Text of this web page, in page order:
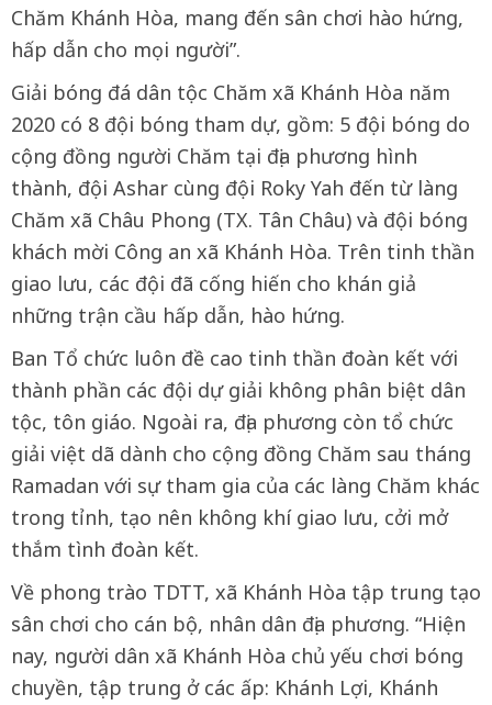
Chăm Khánh Hòa, mang đến sân chơi hào hứng,
hấp dẫn cho mọi người”.
Giải bóng đá dân tộc Chăm xã Khánh Hòa năm
2020 có 8 đội bóng tham dự, gồm: 5 đội bóng do
cộng đồng người Chăm tại địa phương hình
thành, đội Ashar cùng đội Roky Yah đến từ làng
Chăm xã Châu Phong (TX. Tân Châu) và đội bóng
khách mời Công an xã Khánh Hòa. Trên tinh thần
giao lưu, các đội đã cống hiến cho khán giả
những trận cầu hấp dẫn, hào hứng.
Ban Tổ chức luôn đề cao tinh thần đoàn kết với
thành phần các đội dự giải không phân biệt dân
tộc, tôn giáo. Ngoài ra, địa phương còn tổ chức
giải việt dã dành cho cộng đồng Chăm sau tháng
Ramadan với sự tham gia của các làng Chăm khác
trong tỉnh, tạo nên không khí giao lưu, cởi mở
thắm tình đoàn kết.
Về phong trào TDTT, xã Khánh Hòa tập trung tạo
sân chơi cho cán bộ, nhân dân địa phương. “Hiện
nay, người dân xã Khánh Hòa chủ yếu chơi bóng
chuyền, tập trung ở các ấp: Khánh Lợi, Khánh